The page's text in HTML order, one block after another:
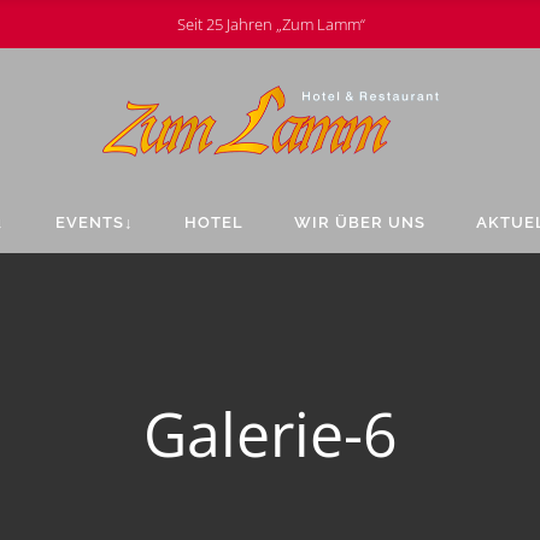
Seit 25 Jahren „Zum Lamm“
EVENTS↓ HOTEL WIR ÜBER UNS
Galerie-6